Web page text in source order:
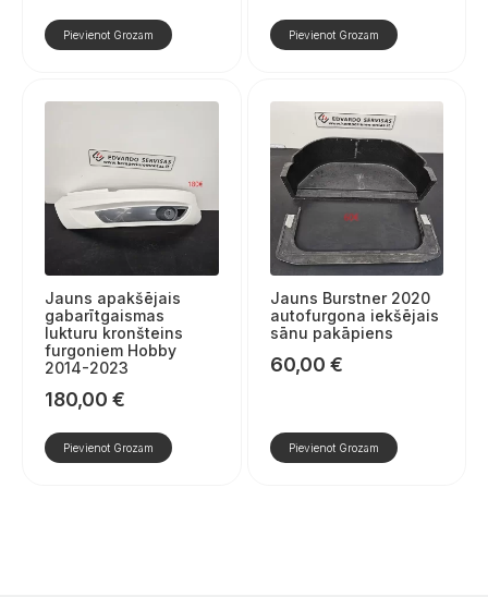
Pievienot Grozam Pievienot Grozam
Jauns apakšējais
gabarītgaismas
lukturu kronšteins
furgoniem Hobby
2014-2023
180,00 €
Pievienot Grozam
Jauns Burstner 2020
autofurgona iekšējais
sānu pakāpiens
60,00 €
Pievienot Grozam